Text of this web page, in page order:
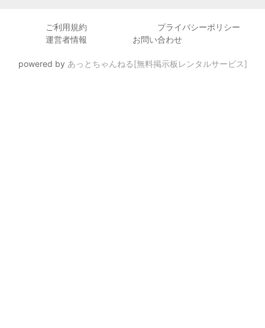
ご利用規約
プライバシーポリシー
運営者情報
お問い合わせ
powered by あっとちゃんねる[無料掲示板レンタルサービス]